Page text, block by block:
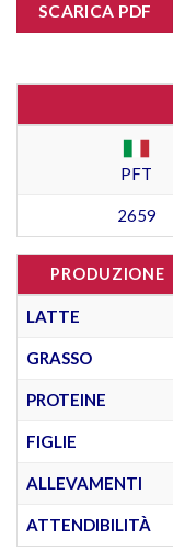
SCARICA PDF
PFT
2659
PRODUZIONE
LATTE
GRASSO
PROTEINE
FIGLIE
ALLEVAMENTI
ATTENDIBILITÀ